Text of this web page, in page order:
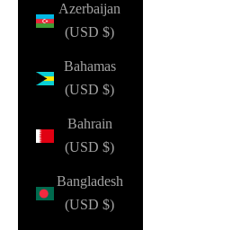
Azerbaijan
(USD $)
Bahamas
(USD $)
Bahrain
(USD $)
Bangladesh
(USD $)